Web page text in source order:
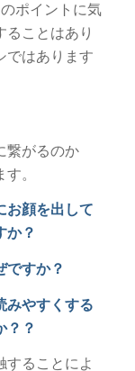
ポイントに気
ことはあり
ではあります
繋がるのか
。
お顔を出して
か？
ですか？
みやすくする
？？
することによ